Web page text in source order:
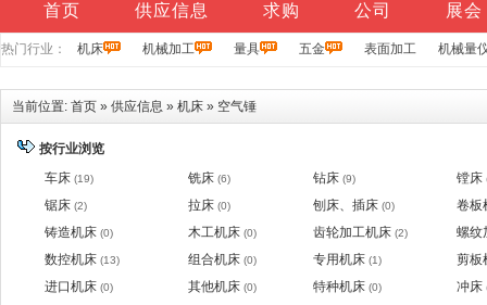
首页 供应信息 求购 公司 展会
热门行业： 机床 机械加工 量具 五金 表面加工 机械量
当前位置: 首页 » 供应信息 » 机床 » 空气锤
按行业浏览
车床 (19) 铣床 (6) 钻床 (9) 镗床
锯床 (2) 拉床 (0) 刨床、插床 (0)
卷板
铸造机床 (0) 木工机床 (0) 齿轮加工机床 (2)
螺纹
数控机床 (13) 组合机床 (0) 专用机床 (1)
剪板
进口机床 (0) 其他机床 (0) 特种机床 (0) 冲床